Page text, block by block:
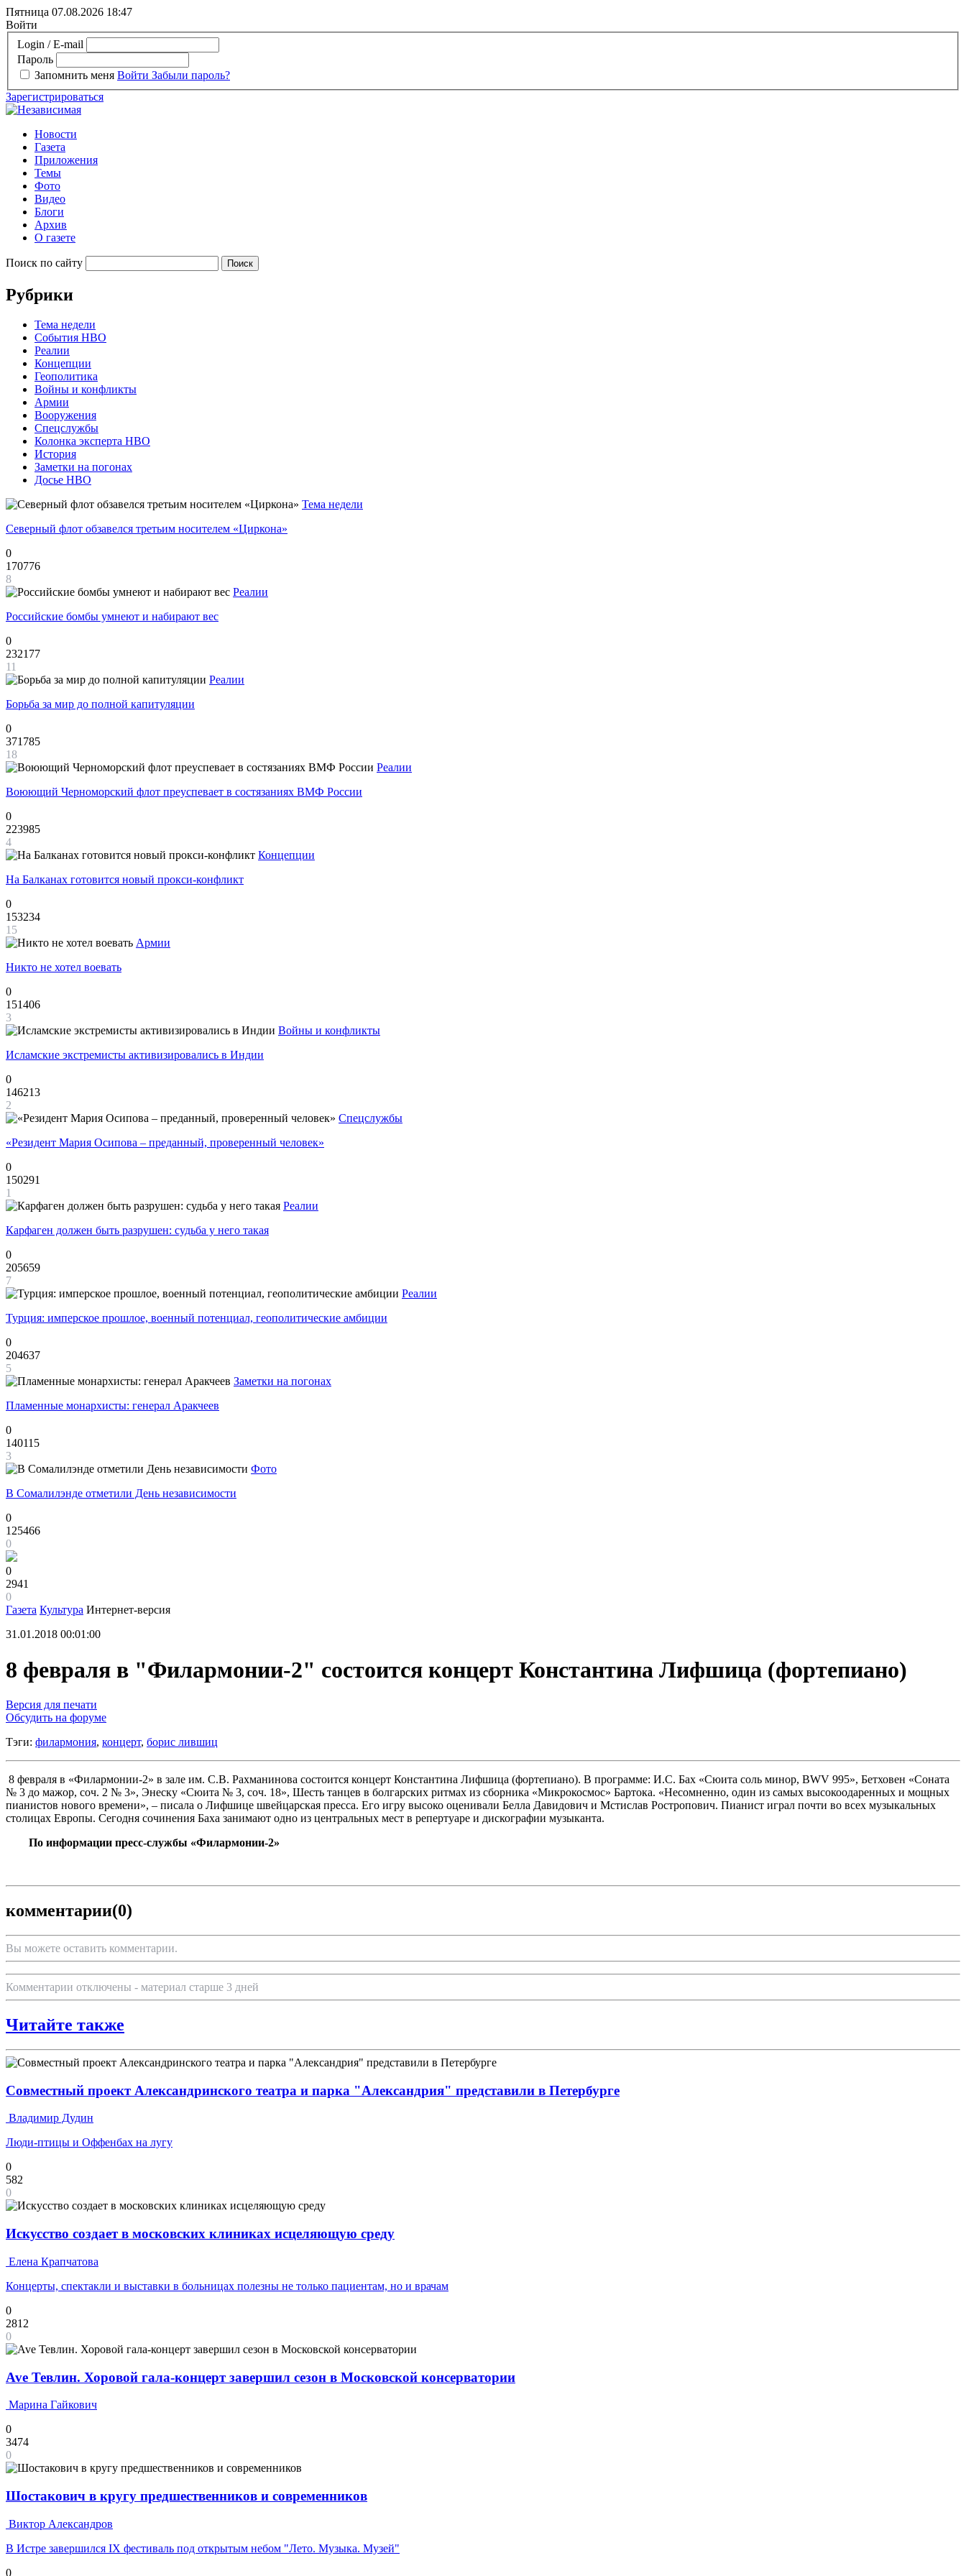
Пятница 07.08.2026 18:47
Войти
Login / E-mail
Пароль
Запомнить меня Войти Забыли пароль?
Зарегистрироваться
Новости
Газета
Приложения
Темы
Фото
Видео
Блоги
Архив
О газете
Поиск по сайту
Рубрики
Тема недели
События НВО
Реалии
Концепции
Геополитика
Войны и конфликты
Армии
Вооружения
Спецслужбы
Колонка эксперта НВО
История
Заметки на погонах
Досье НВО
Тема недели
Северный флот обзавелся третьим носителем «Циркона»
0
170776
8
Реалии
Российские бомбы умнеют и набирают вес
0
232177
11
Реалии
Борьба за мир до полной капитуляции
0
371785
18
Реалии
Воюющий Черноморский флот преуспевает в состязаниях ВМФ России
0
223985
4
Концепции
На Балканах готовится новый прокси-конфликт
0
153234
15
Армии
Никто не хотел воевать
0
151406
3
Войны и конфликты
Исламские экстремисты активизировались в Индии
0
146213
2
Спецслужбы
«Резидент Мария Осипова – преданный, проверенный человек»
0
150291
1
Реалии
Карфаген должен быть разрушен: судьба у него такая
0
205659
7
Реалии
Турция: имперское прошлое, военный потенциал, геополитические амбиции
0
204637
5
Заметки на погонах
Пламенные монархисты: генерал Аракчеев
0
140115
3
Фото
В Сомалилэнде отметили День независимости
0
125466
0
0
2941
0
Газета Культура Интернет-версия
31.01.2018 00:01:00
8 февраля в "Филармонии-2" состоится концерт Константина Лифшица (фортепиано)
Версия для печати
Обсудить на форуме
Тэги: филармония, концерт, борис лившиц
8 февраля в «Филармонии-2» в зале им. С.В. Рахманинова состоится концерт Константина Лифшица (фортепиано). В программе: И.С. Бах «Сюита соль минор, BWV 995», Бетховен «Соната
№ 3 до мажор, соч. 2 № 3», Энеску «Сюита № 3, соч. 18», Шесть танцев в болгарских ритмах из сборника «Микрокосмос» Бартока. «Несомненно, один из самых высокоодаренных и мощных
пианистов нового времени», – писала о Лифшице швейцарская пресса. Его игру высоко оценивали Белла Давидович и Мстислав Ростропович. Пианист играл почти во всех музыкальных
столицах Европы. Сегодня сочинения Баха занимают одно из центральных мест в репертуаре и дискографии музыканта.
По информации пресс-службы «Филармонии-2»
комментарии(0)
Вы можете оставить комментарии.
Комментарии отключены - материал старше 3 дней
Читайте также
Совместный проект Александринского театра и парка "Александрия" представили в Петербурге
Владимир Дудин
Люди-птицы и Оффенбах на лугу
0
582
0
Искусство создает в московских клиниках исцеляющую среду
Елена Крапчатова
Концерты, спектакли и выставки в больницах полезны не только пациентам, но и врачам
0
2812
0
Ave Тевлин. Хоровой гала-концерт завершил сезон в Московской консерватории
Марина Гайкович
0
3474
0
Шостакович в кругу предшественников и современников
Виктор Александров
В Истре завершился IX фестиваль под открытым небом "Лето. Музыка. Музей"
0